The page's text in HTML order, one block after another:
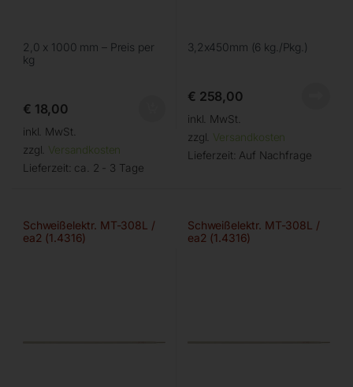
2,0 x 1000 mm – Preis per
kg
€ 18,00
inkl. MwSt.
zzgl. Versandkosten
Lieferzeit: ca. 2 - 3 Tage
3,2x450mm (6 kg./Pkg.)
€ 258,00
inkl. MwSt.
zzgl. Versandkosten
Lieferzeit: Auf Nachfrage
Schweißelektr. MT-308L /
ea2 (1.4316)
Schweißelektr. MT-308L /
ea2 (1.4316)